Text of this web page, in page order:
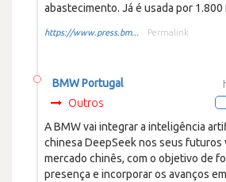
abastecimento. Já é usada por
https://www.press.bm... Permalink
BMW Portugal
Outros
A BMW vai integrar a inteligência
chinesa DeepSeek nos seus futuros
mercado chinês, com o objetivo de
presença e incorporar os avanços